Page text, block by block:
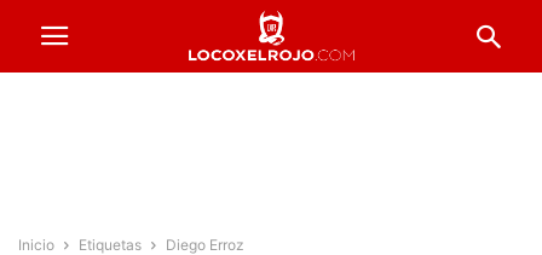
Inicio Etiquetas Diego Erroz